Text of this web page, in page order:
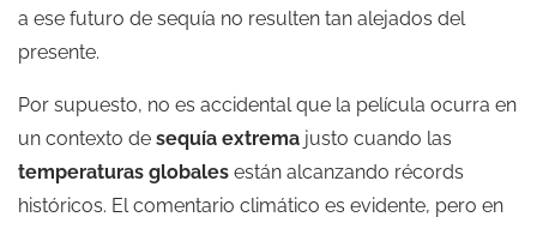
a ese futuro de sequía no resulten tan alejados del
presente.
Por supuesto, no es accidental que la película ocurra en
un contexto de sequía extrema justo cuando las
temperaturas globales están alcanzando récords
históricos. El comentario climático es evidente, pero en